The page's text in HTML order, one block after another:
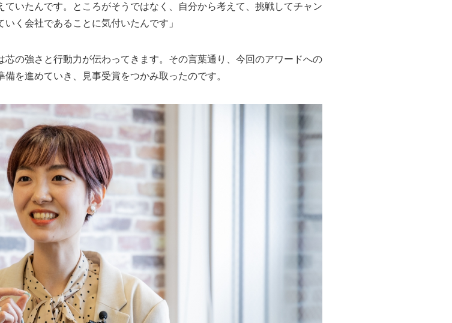
ていたんです。ところがそうではなく、自分から考えて、挑戦してチャン
く会社であることに気付いたんです」
の強さと行動力が伝わってきます。その言葉通り、今回のアワードへの
を進めていき、見事受賞をつかみ取ったのです。